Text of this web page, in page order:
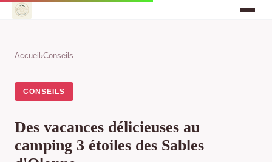
Accueil ›Conseils
CONSEILS
Des vacances délicieuses au
camping 3 étoiles des Sables